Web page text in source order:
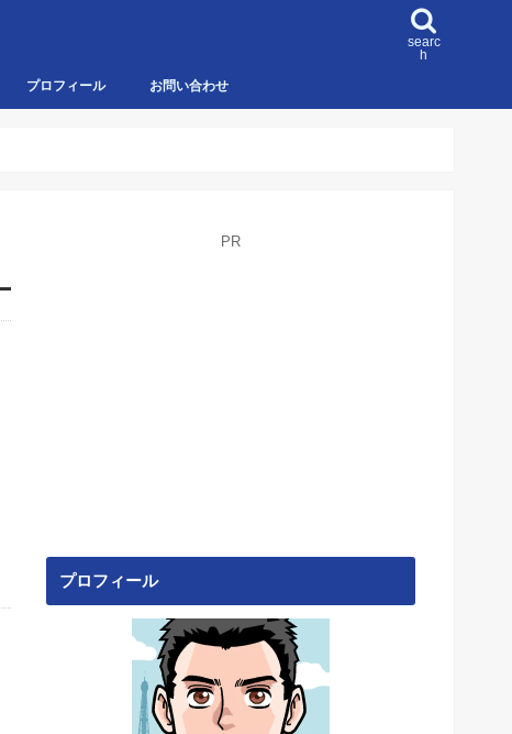
searc
h
プロフィール お問い合わせ
PR
プロフィール